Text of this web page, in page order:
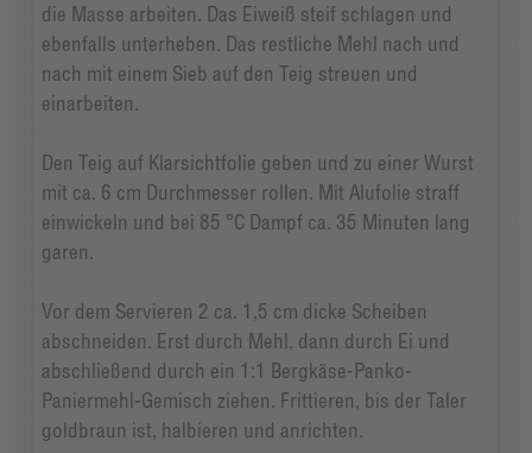
die Masse arbeiten. Das Eiweiß steif schlagen und
ebenfalls unterheben. Das restliche Mehl nach und
nach mit einem Sieb auf den Teig streuen und
einarbeiten.
Den Teig auf Klarsichtfolie geben und zu einer Wurst
mit ca. 6 cm Durchmesser rollen. Mit Alufolie straff
einwickeln und bei 85 °C Dampf ca. 35 Minuten lang
garen.
Vor dem Servieren 2 ca. 1,5 cm dicke Scheiben
abschneiden. Erst durch Mehl, dann durch Ei und
abschließend durch ein 1:1 Bergkäse-Panko-
Paniermehl-Gemisch ziehen. Frittieren, bis der Taler
goldbraun ist, halbieren und anrichten.